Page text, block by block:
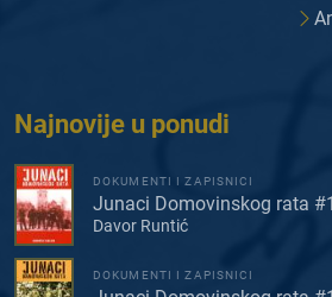
Najnovije u ponudi
DOKUMENTI I ZAPISNICI
Junaci Domovinskog rata
Davor Runtić
DOKUMENTI I ZAPISNICI